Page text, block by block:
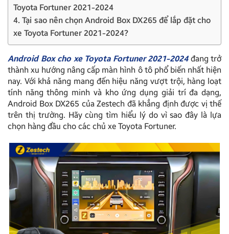
Toyota Fortuner 2021-2024
4. Tại sao nên chọn Android Box DX265 để lắp đặt cho
xe Toyota Fortuner 2021-2024?
Android Box cho xe Toyota Fortuner 2021-2024đang trở
thành xu hướng nâng cấp màn hình ô tô phổ biến nhất hiện
nay. Với khả năng mang đến hiệu năng vượt trội, hàng loạt
tính năng thông minh và kho ứng dụng giải trí đa dạng,
Android Box DX265 của Zestech đã khẳng định được vị thế
trên thị trường. Hãy cùng tìm hiểu lý do vì sao đây là lựa
chọn hàng đầu cho các chủ xe Toyota Fortuner.